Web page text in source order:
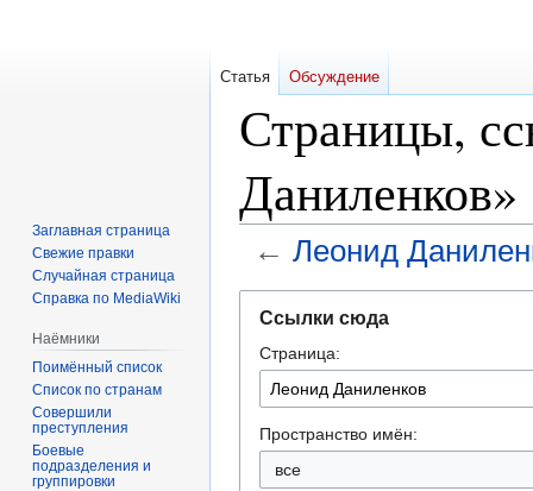
Страницы,
Даниленков»
← Леонид
навигации
поиску
Ссылки сюда
Страница:
Пространство имён:
все
Статья Обсуждение
Заглавная страница
Свежие правки
Случайная страница
Справка по MediaWiki
Наёмники
Поимённый список
Список по странам
Совершили
преступления
Боевые
подразделения и
группировки